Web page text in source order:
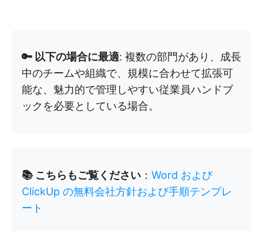
🔑 以下の場合に最適: 複数の部門があり、成長
中のチームや組織で、規模に合わせて拡張可
能な、魅力的で管理しやすい従業員ハンドブ
ックを必要としている場合。
📚 こちらもご覧ください ： Word および
ClickUp の無料会社方針および手順テンプレ
ート